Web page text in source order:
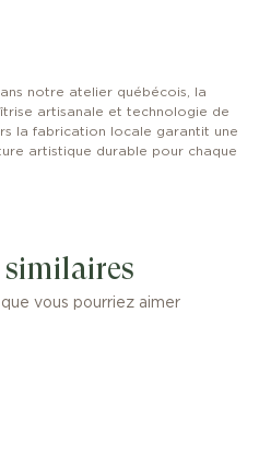
notre atelier québécois, la
artisanale et technologie de
la fabrication locale garantit une
artistique durable pour chaque
vous pourriez aimer